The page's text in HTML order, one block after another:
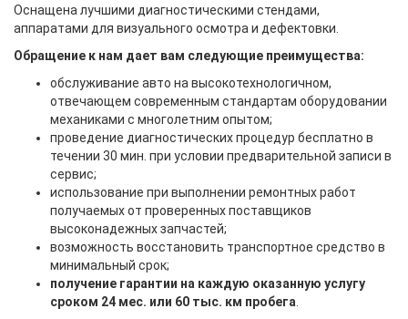
Оснащена лучшими диагностическими стендами,
аппаратами для визуального осмотра и дефектовки.
Обращение к нам дает вам следующие преимущества:
обслуживание авто на высокотехнологичном,
отвечающем современным стандартам оборудовании
механиками с многолетним опытом;
проведение диагностических процедур бесплатно в
течении 30 мин. при условии предварительной записи в
сервис;
использование при выполнении ремонтных работ
получаемых от проверенных поставщиков
высоконадежных запчастей;
возможность восстановить транспортное средство в
минимальный срок;
получение гарантии на каждую оказанную услугу
сроком 24 мес. или 60 тыс. км пробега